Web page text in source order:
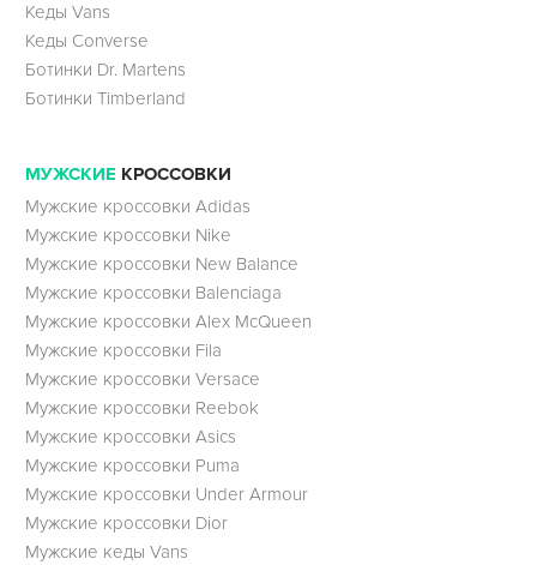
Кеды Vans
Кеды Converse
Ботинки Dr. Martens
Ботинки Timberland
МУЖСКИЕ КРОССОВКИ
Мужские кроссовки Adidas
Мужские кроссовки Nike
Мужские кроссовки New Balance
Мужские кроссовки Balenciaga
Мужские кроссовки Alex McQueen
Мужские кроссовки Fila
Мужские кроссовки Versace
Мужские кроссовки Reebok
Мужские кроссовки Asics
Мужские кроссовки Puma
Мужские кроссовки Under Armour
Мужские кроссовки Dior
Мужские кеды Vans